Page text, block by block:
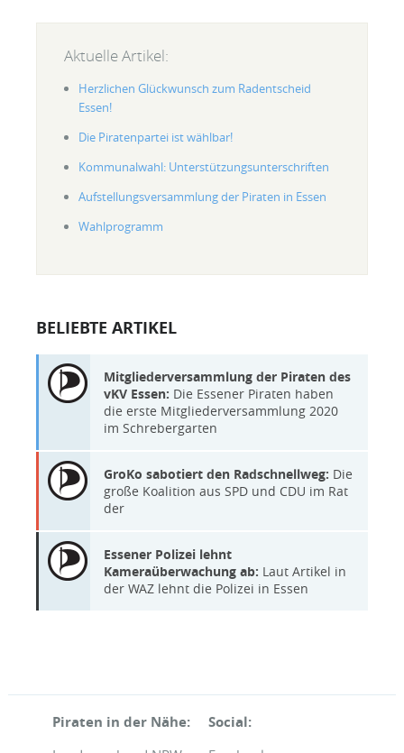
Aktuelle Artikel:
Herzlichen Glückwunsch zum Radentscheid
Essen!
Die Piratenpartei ist wählbar!
Kommunalwahl: Unterstützungsunterschriften
Aufstellungsversammlung der Piraten in Essen
Wahlprogramm
BELIEBTE ARTIKEL
Mitgliederversammlung der Piraten des
vKV Essen: Die Essener Piraten haben
die erste Mitgliederversammlung 2020
im Schrebergarten
GroKo sabotiert den Radschnellweg: Die
große Koalition aus SPD und CDU im Rat
der
Essener Polizei lehnt
Kameraüberwachung ab: Laut Artikel in
der WAZ lehnt die Polizei in Essen
Piraten in der Nähe: Social: